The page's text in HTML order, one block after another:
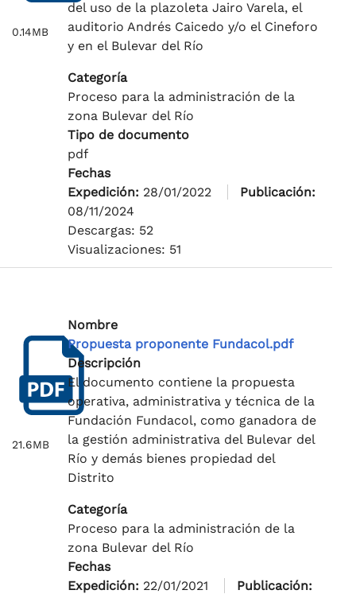
0.14MB
del uso de la plazoleta Jairo Varela, el
auditorio Andrés Caicedo y/o el Cineforo
y en el Bulevar del Río
Categoría
Proceso para la administración de la
zona Bulevar del Río
Tipo de documento
pdf
Fechas
Expedición: 28/01/2022
Publicación:
08/11/2024
Descargas: 52
Visualizaciones: 51
21.6MB
Nombre
Propuesta proponente Fundacol.pdf
Descripción
El documento contiene la propuesta
operativa, administrativa y técnica de la
Fundación Fundacol, como ganadora de
la gestión administrativa del Bulevar del
Río y demás bienes propiedad del
Distrito
Categoría
Proceso para la administración de la
zona Bulevar del Río
Fechas
Expedición: 22/01/2021
Publicación: